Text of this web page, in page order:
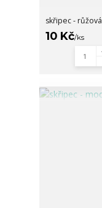
skřipec - růžová
10 Kč/ks